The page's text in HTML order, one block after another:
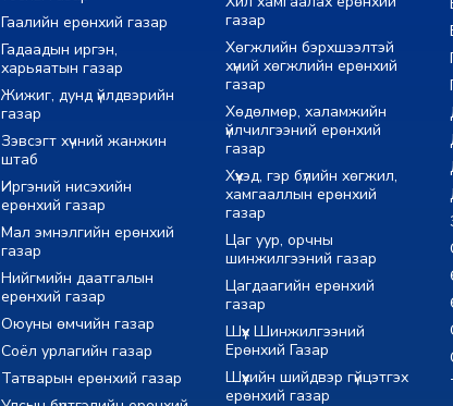
Гаалийн ерөнхий газар
Гадаадын иргэн,
харьяатын газар
Жижиг, дунд үйлдвэрийн
газар
Зэвсэгт хүчний жанжин
штаб
Иргэний нисэхийн
ерөнхий газар
Мал эмнэлгийн ерөнхий
газар
Нийгмийн даатгалын
ерөнхий газар
Оюуны өмчийн газар
Соёл урлагийн газар
Татварын ерөнхий газар
газар
Хөгжлийн бэрхшээлтэй
хүний хөгжлийн ерөнхий
газар
Хөдөлмөр, халамжийн
үйлчилгээний ерөнхий
газар
Хүүхэд, гэр бүлийн хөгжил,
хамгааллын ерөнхий
газар
Цаг уур, орчны
шинжилгээний газар
Цагдаагийн ерөнхий
газар
Шүүх Шинжилгээний
Ерөнхий Газар
Шүүхийн шийдвэр гүйцэтгэх
ерөнхий газар